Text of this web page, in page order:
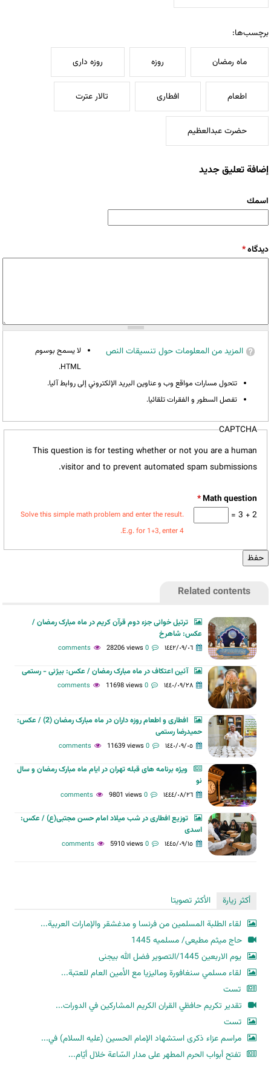
برچسب‌ها:
ماه رمضان روزه روزه داری
اطعام افطاری تالار عترت
حضرت عبدالعظیم
إضافة تعليق جديد
‏اسمك ‏
‏دیدگاه ‏*
المزيد من المعلومات حول تنسيقات النص
لا يسمح بوسوم
HTML.
تتحول مسارات مواقع وب و عناوين البريد الإلكتروني إلى روابط آليا.
تفصل السطور و الفقرات تلقائيا.
CAPTCHA
This question is for testing whether or not you are a human
visitor and to prevent automated spam submissions.
*
2 + 3 =
Solve this simple math problem and enter the result.
E.g. for 1+3, enter 4.
Related contents
ترتیل خوانی جزء دوم قرآن کریم در ماه مبارک رمضان /
عکس: شاهرخ
١٤٤٢/٠٩/٠٦ 0 comments
28206 views
آئین اعتکاف در ماه مبارک رمضان / عکس: بیژنی - رستمی
١٤٤٠/٠٩/٢٨ 0 comments
11698 views
افطاری و اطعام روزه داران در ماه مبارک رمضان (2) / عکس:
حمیدرضا رستمی
١٤٤٠/٠٩/٠٥ 0 comments
11639 views
ویژه برنامه های قبله تهران در ایام ماه مبارک رمضان و سال
نو
١٤٤٤/٠٨/٢٦ 0 comments
9801 views
توزیع افطاری در شب میلاد امام حسن مجتبی(ع) / عکس:
اسدی
١٤٤٥/٠٩/١٥ 0 comments
5910 views
أكثر زيارة
الأكثر تصويتا
لقاء الطلبة المسلمين من فرنسا و مدغشقر والإمارات العربية...
حاج میثم مطیعی/ مسلمیه 1445
یوم الاربعین 1445/التصویر فضل الله بیجنی
لقاء مسلمي سنغافورة وماليزيا مع الأمين العام للعتبة...
تست
تقدير تكريم حافظي القران الكريم المشاركين في الدورات...
تست
مراسم عزاء ذكرى استشهاد الإمام الحسين (عليه السلام) في...
تفتح أبواب الحرم المطهر على مدار السّاعة خلال أيّام...